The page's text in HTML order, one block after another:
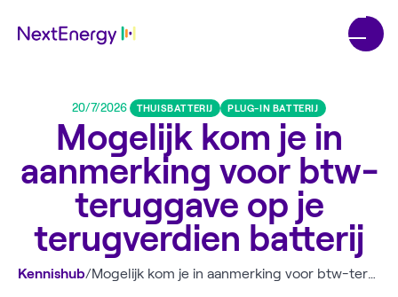
20/7/2026 THUISBATTERIJ PLUG-IN BATTERIJ
Mogelijk kom je in
aanmerking voor btw-
teruggave op je
terugverdien batterij
Kennishub/ Mogelijk kom je in aanmerking voor btw-teruggave op je terugverdien batterij